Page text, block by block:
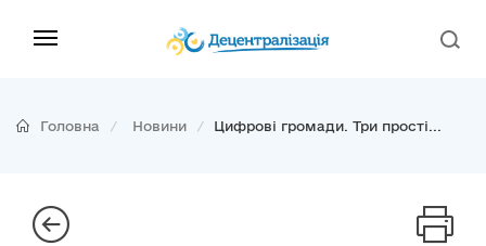
Головна Новини Цифрові громади. Три прості...